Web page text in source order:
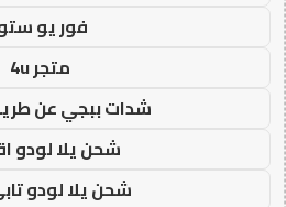
فور يو
متجر 4u
شدات ببجي عن
شحن يلا لودو
شحن يلا لودو